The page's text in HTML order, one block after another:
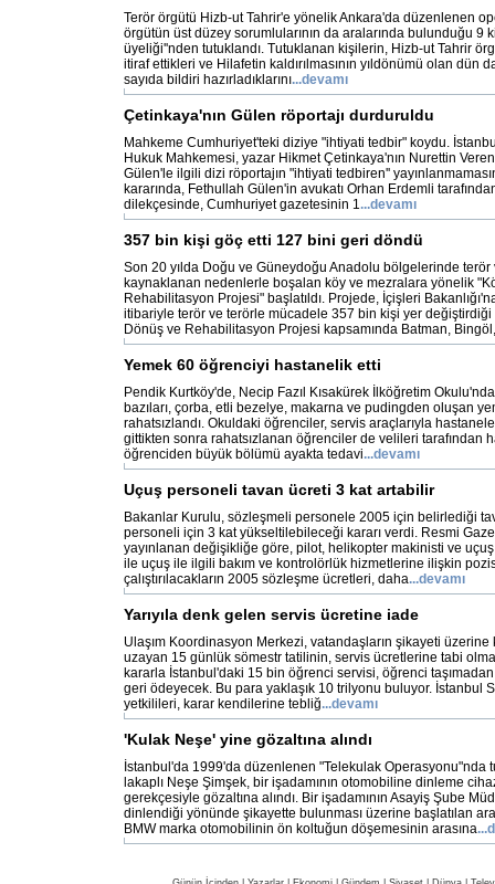
Terör örgütü Hizb-ut Tahrir'e yönelik Ankara'da düzenlenen
örgütün üst düzey sorumlularının da aralarında bulunduğu 9
üyeliği''nden tutuklandı. Tutuklanan kişilerin, Hizb-ut Tahrir
itiraf ettikleri ve Hilafetin kaldırılmasının yıldönümü olan dün
sayıda bildiri hazırladıklarını...devamı
Çetinkaya'nın Gülen röportajı durduruldu
Mahkeme Cumhuriyet'teki diziye "ihtiyati tedbir" koydu.
Hukuk Mahkemesi, yazar Hikmet Çetinkaya'nın Nurettin
Gülen'le ilgili dizi röportajın "ihtiyati tedbiren''
kararında, Fethullah Gülen'in avukatı Orhan Erdemli
dilekçesinde, Cumhuriyet gazetesinin 1...devamı
357 bin kişi göç etti 127 bini geri döndü
Son 20 yılda Doğu ve Güneydoğu Anadolu bölgelerinde
kaynaklanan nedenlerle boşalan köy ve mezralara yönelik
Rehabilitasyon Projesi" başlatıldı. Projede, İçişleri
itibariyle terör ve terörle mücadele 357 bin kişi yer değiştirdiği
Dönüş ve Rehabilitasyon Projesi kapsamında Batman, Bingöl,
Yemek 60 öğrenciyi hastanelik etti
Pendik Kurtköy'de, Necip Fazıl Kısakürek İlköğretim
bazıları, çorba, etli bezelye, makarna ve pudingden oluşan
rahatsızlandı. Okuldaki öğrenciler, servis araçlarıyla
gittikten sonra rahatsızlanan öğrenciler de velileri tarafından
öğrenciden büyük bölümü ayakta tedavi...devamı
Uçuş personeli tavan ücreti 3 kat artabilir
Bakanlar Kurulu, sözleşmeli personele 2005 için belirlediği
personeli için 3 kat yükseltilebileceği kararı verdi. Resmi
yayınlanan değişikliğe göre, pilot, helikopter makinisti ve
ile uçuş ile ilgili bakım ve kontrolörlük hizmetlerine ilişkin
çalıştırılacakların 2005 sözleşme ücretleri, daha...devamı
Yarıyıla denk gelen servis ücretine iade
Ulaşım Koordinasyon Merkezi, vatandaşların şikayeti üzerine
uzayan 15 günlük sömestr tatilinin, servis ücretlerine tabi
kararla İstanbul'daki 15 bin öğrenci servisi, öğrenci taşımadan
geri ödeyecek. Bu para yaklaşık 10 trilyonu buluyor. İstanbul
yetkilileri, karar kendilerine tebliğ...devamı
'Kulak Neşe' yine gözaltına alındı
İstanbul'da 1999'da düzenlenen "Telekulak Operasyonu"nda
lakaplı Neşe Şimşek, bir işadamının otomobiline dinleme
gerekçesiyle gözaltına alındı. Bir işadamının Asayiş Şube
dinlendiği yönünde şikayette bulunması üzerine başlatılan
BMW marka otomobilinin ön koltuğun döşemesinin arasına...